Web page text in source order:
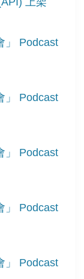
」 Podcast
」 Podcast
」 Podcast
」 Podcast
」 Podcast